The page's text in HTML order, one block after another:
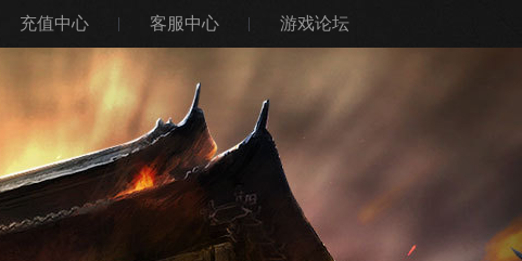
充值中心 客服中心 游戏论坛